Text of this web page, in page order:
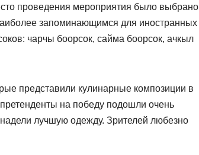
проведения мероприятия было выбрано
запоминающимся для иностранных
чарчы боорсок, сайма боорсок, ачкыл
представили кулинарные композиции в
на победу подошли очень
лучшую одежду. Зрителей любезно